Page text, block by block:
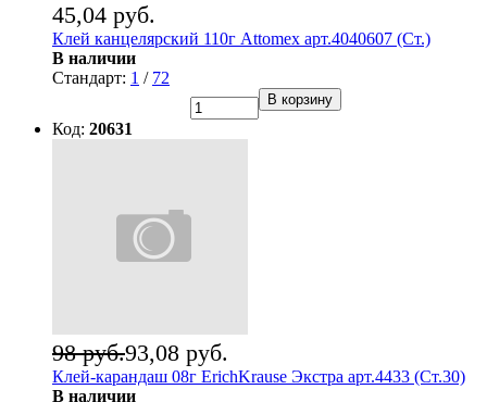
45,04 руб.
Клей канцелярский 110г Attomex арт.4040607 (Ст.)
В наличии
Стандарт: 1 / 72
В корзину
Код: 20631
93,08 руб.
98 руб.
Клей-карандаш 08г ErichKrause Экстра арт.4433 (Ст.30)
В наличии